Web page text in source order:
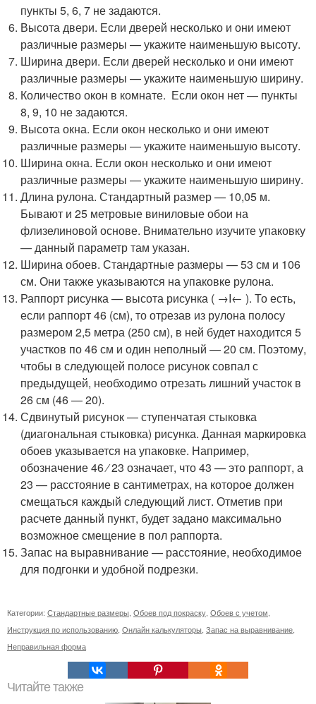
пункты 5, 6, 7 не задаются.
Высота двери. Если дверей несколько и они имеют
различные размеры — укажите наименьшую высоту.
Ширина двери. Если дверей несколько и они имеют
различные размеры — укажите наименьшую ширину.
Количество окон в комнате. Если окон нет — пункты
8, 9, 10 не задаются.
Высота окна. Если окон несколько и они имеют
различные размеры — укажите наименьшую высоту.
Ширина окна. Если окон несколько и они имеют
различные размеры — укажите наименьшую ширину.
Длина рулона. Стандартный размер — 10,05 м.
Бывают и 25 метровые виниловые обои на
флизелиновой основе. Внимательно изучите упаковку
— данный параметр там указан.
Ширина обоев. Стандартные размеры — 53 см и 106
см. Они также указываются на упаковке рулона.
Раппорт рисунка — высота рисунка ( →I← ). То есть,
если раппорт 46 (см), то отрезав из рулона полосу
размером 2,5 метра (250 см), в ней будет находится 5
участков по 46 см и один неполный — 20 см. Поэтому,
чтобы в следующей полосе рисунок совпал с
предыдущей, необходимо отрезать лишний участок в
26 см (46 — 20).
Сдвинутый рисунок — ступенчатая стыковка
(диагональная стыковка) рисунка. Данная маркировка
обоев указывается на упаковке. Например,
обозначение 46 ⁄ 23 означает, что 43 — это раппорт, а
23 — расстояние в сантиметрах, на которое должен
смещаться каждый следующий лист. Отметив при
расчете данный пункт, будет задано максимально
возможное смещение в пол раппорта.
Запас на выравнивание — расстояние, необходимое
для подгонки и удобной подрезки.
Категории: Стандартные размеры Обоев под покраску Обоев с учетом
Инструкция по использованию Онлайн калькуляторы Запас на выравнивание
Неправильная форма
Читайте также